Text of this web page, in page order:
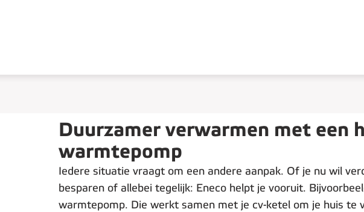
Duurzamer verwarmen met een
warmtepomp
Iedere situatie vraagt om een andere aanpak. Of je nu wil
besparen of allebei tegelijk: Eneco helpt je vooruit.
warmtepomp. Die werkt samen met je cv-ketel om je huis te